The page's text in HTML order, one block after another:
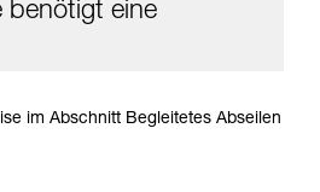
benötigt eine
im Abschnitt Begleitetes Abseilen